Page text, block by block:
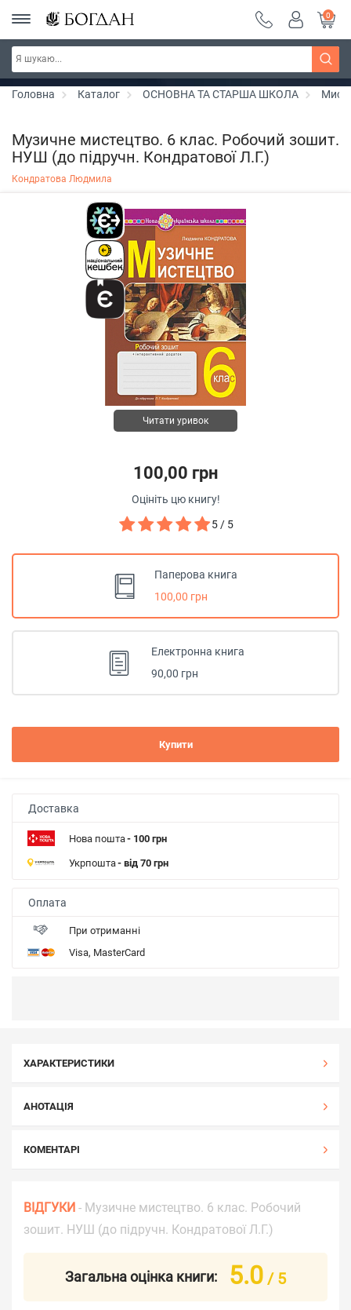
РОЗПРОДАЖ ~ 150 грн ~ 200 грн ~ 250 грн ~
300 грн ~ РОЗПРОДАЖ
Дізнатись більше
0
Головна Каталог ОСНОВНА ТА СТАРША ШКОЛА
Музичне мистецтво. 6 клас. Робочий зошит.
НУШ (до підручн. Кондратової Л.Г.)
Кондратова Людмила
Читати уривок
100,00 грн
Оцініть цю книгу!
5 / 5
Паперова книга
100,00 грн
Електронна книга
90,00 грн
Купити
Доставка
Нова пошта- 100 грн
Укрпошта- від 70 грн
Оплата
При отриманні
Visa, MasterCard
ХАРАКТЕРИСТИКИ
АНОТАЦІЯ
КОМЕНТАРІ
ВІДГУКИ - Музичне мистецтво. 6 клас. Робочий
зошит. НУШ (до підручн. Кондратової Л.Г.)
Загальна оцінка книги: 5.0 / 5